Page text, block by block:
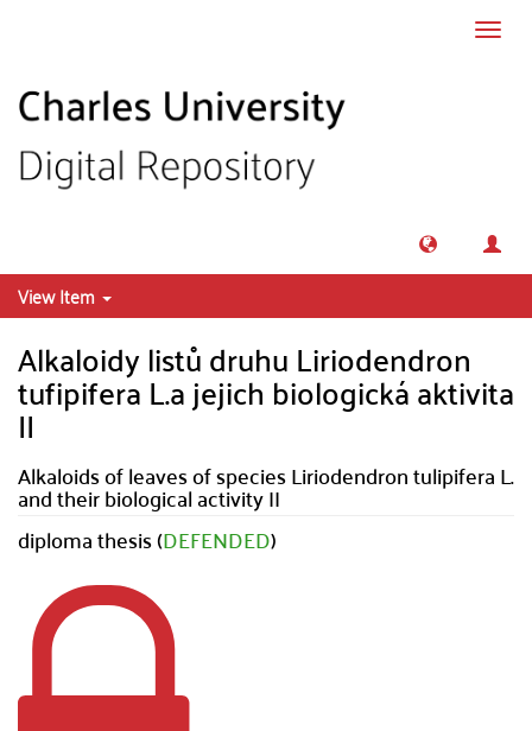
View Item
Alkaloidy listů druhu Liriodendron
tufipifera L.a jejich biologická aktivita
II
Alkaloids of leaves of species Liriodendron tulipifera L.
and their biological activity II
diploma thesis (DEFENDED)